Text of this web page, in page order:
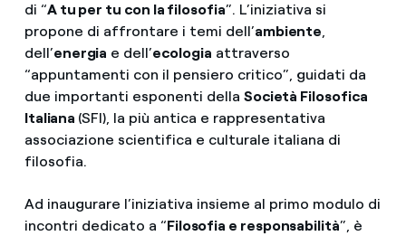
di “A tu per tu con la filosofia”. L’iniziativa si
propone di affrontare i temi dell’ambiente,
dell’energia e dell’ecologia attraverso
“appuntamenti con il pensiero critico”, guidati da
due importanti esponenti della Società Filosofica
Italiana (SFI), la più antica e rappresentativa
associazione scientifica e culturale italiana di
filosofia.
Ad inaugurare l’iniziativa insieme al primo modulo di
incontri dedicato a “Filosofia e responsabilità”, è